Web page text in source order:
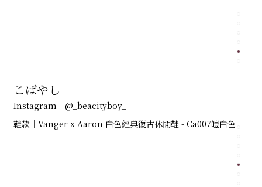
こばやし
Instagram｜@_beacityboy_
鞋款｜Vanger x Aaron 白色經典復古休閒鞋 - Ca007皚白色